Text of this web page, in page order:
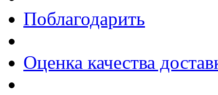
Поблагодарить
Оценка качества